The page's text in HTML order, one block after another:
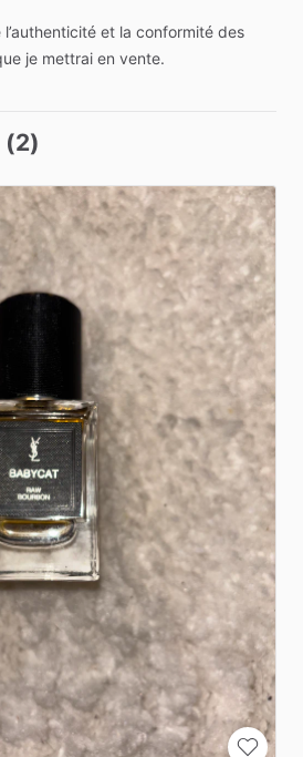
et la conformité des
je mettrai en vente.
(2)